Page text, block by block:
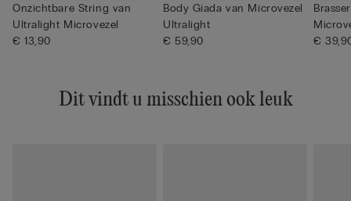
Onzichtbare String van
Ultralight Microvezel
€ 13,90
Body Giada van Microvezel
Ultralight
€ 59,90
€
Dit vindt u misschien ook leuk